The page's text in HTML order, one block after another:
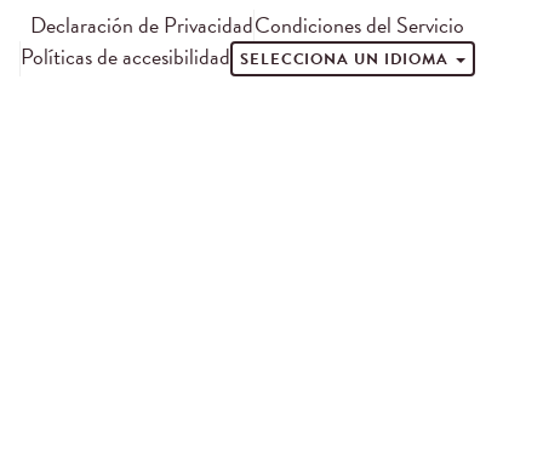
Declaración de PrivacidadCondiciones del Servicio
Políticas de accesibilidad SELECCIONA UN IDIOMA